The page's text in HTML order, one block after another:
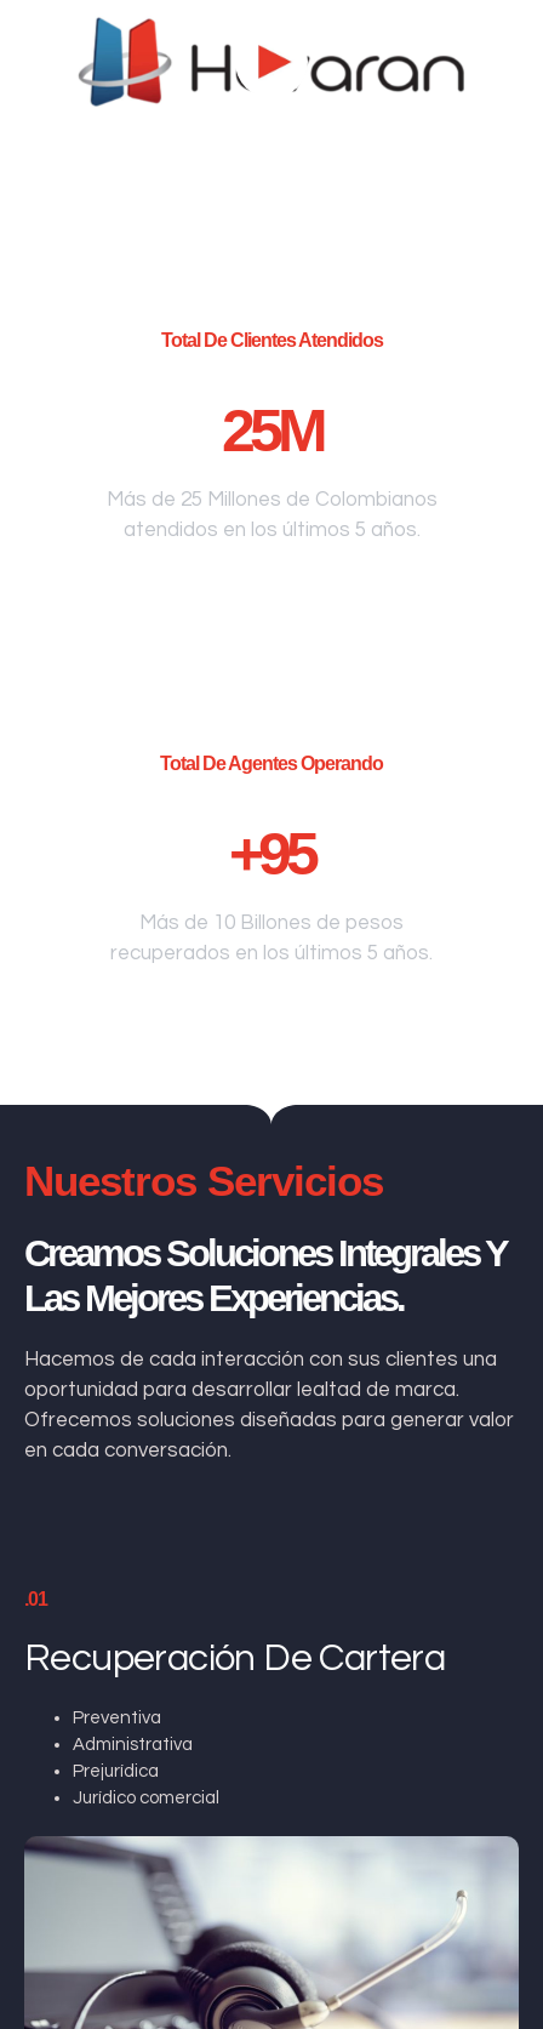
Total De Clientes Atendidos
25M
Más de 25 Millones de Colombianos
atendidos en los últimos 5 años.
Total De Agentes Operando
+95
Más de 10 Billones de pesos
recuperados en los últimos 5 años.
Nuestros Servicios
Creamos Soluciones Integrales Y
Las Mejores Experiencias.
Hacemos de cada interacción con sus clientes una
oportunidad para desarrollar lealtad de marca.
Ofrecemos soluciones diseñadas para generar valor
en cada conversación.
.01
Recuperación De Cartera
Preventiva
Administrativa
Prejurídica
Jurídico comercial